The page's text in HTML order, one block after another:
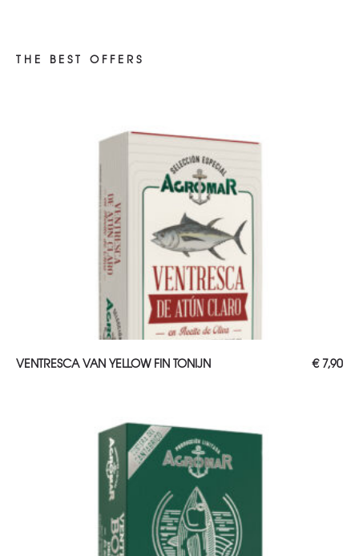
THE BEST OFFERS
TOEVOEGEN AAN WINKELWAGEN
VENTRESCA VAN YELLOW FIN TONIJN €7,90